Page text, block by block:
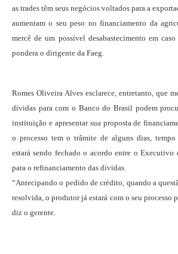
as trades têm seus negócios voltados para a
aumentam o seu peso no financiamento da
mercê de um possível desabastecimento em
pondera o dirigente da Faeg.
Romes Oliveira Alves esclarece, entretanto, que
dívidas para com o Banco do Brasil podem
instituição e apresentar sua proposta de
o processo tem o trâmite de alguns dias,
estará sendo fechado o acordo entre o Executivo
para o refinanciamento das dívidas.
“Antecipando o pedido de crédito, quando a
resolvida, o produtor já estará com o seu processo
diz o gerente.